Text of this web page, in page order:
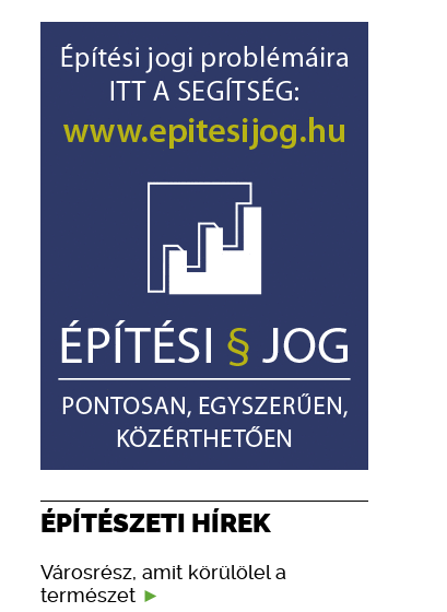
ÉPÍTÉSZETI HÍREK
Városrész, amit körülölel a
természet